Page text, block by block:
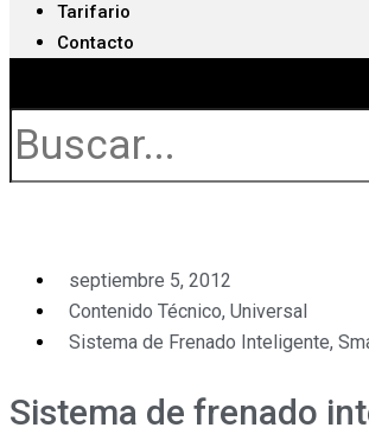
Tarifario
Contacto
septiembre 5, 2012
Contenido Técnico, Universal
Sistema de Frenado Inteligente,
Sistema de frenado